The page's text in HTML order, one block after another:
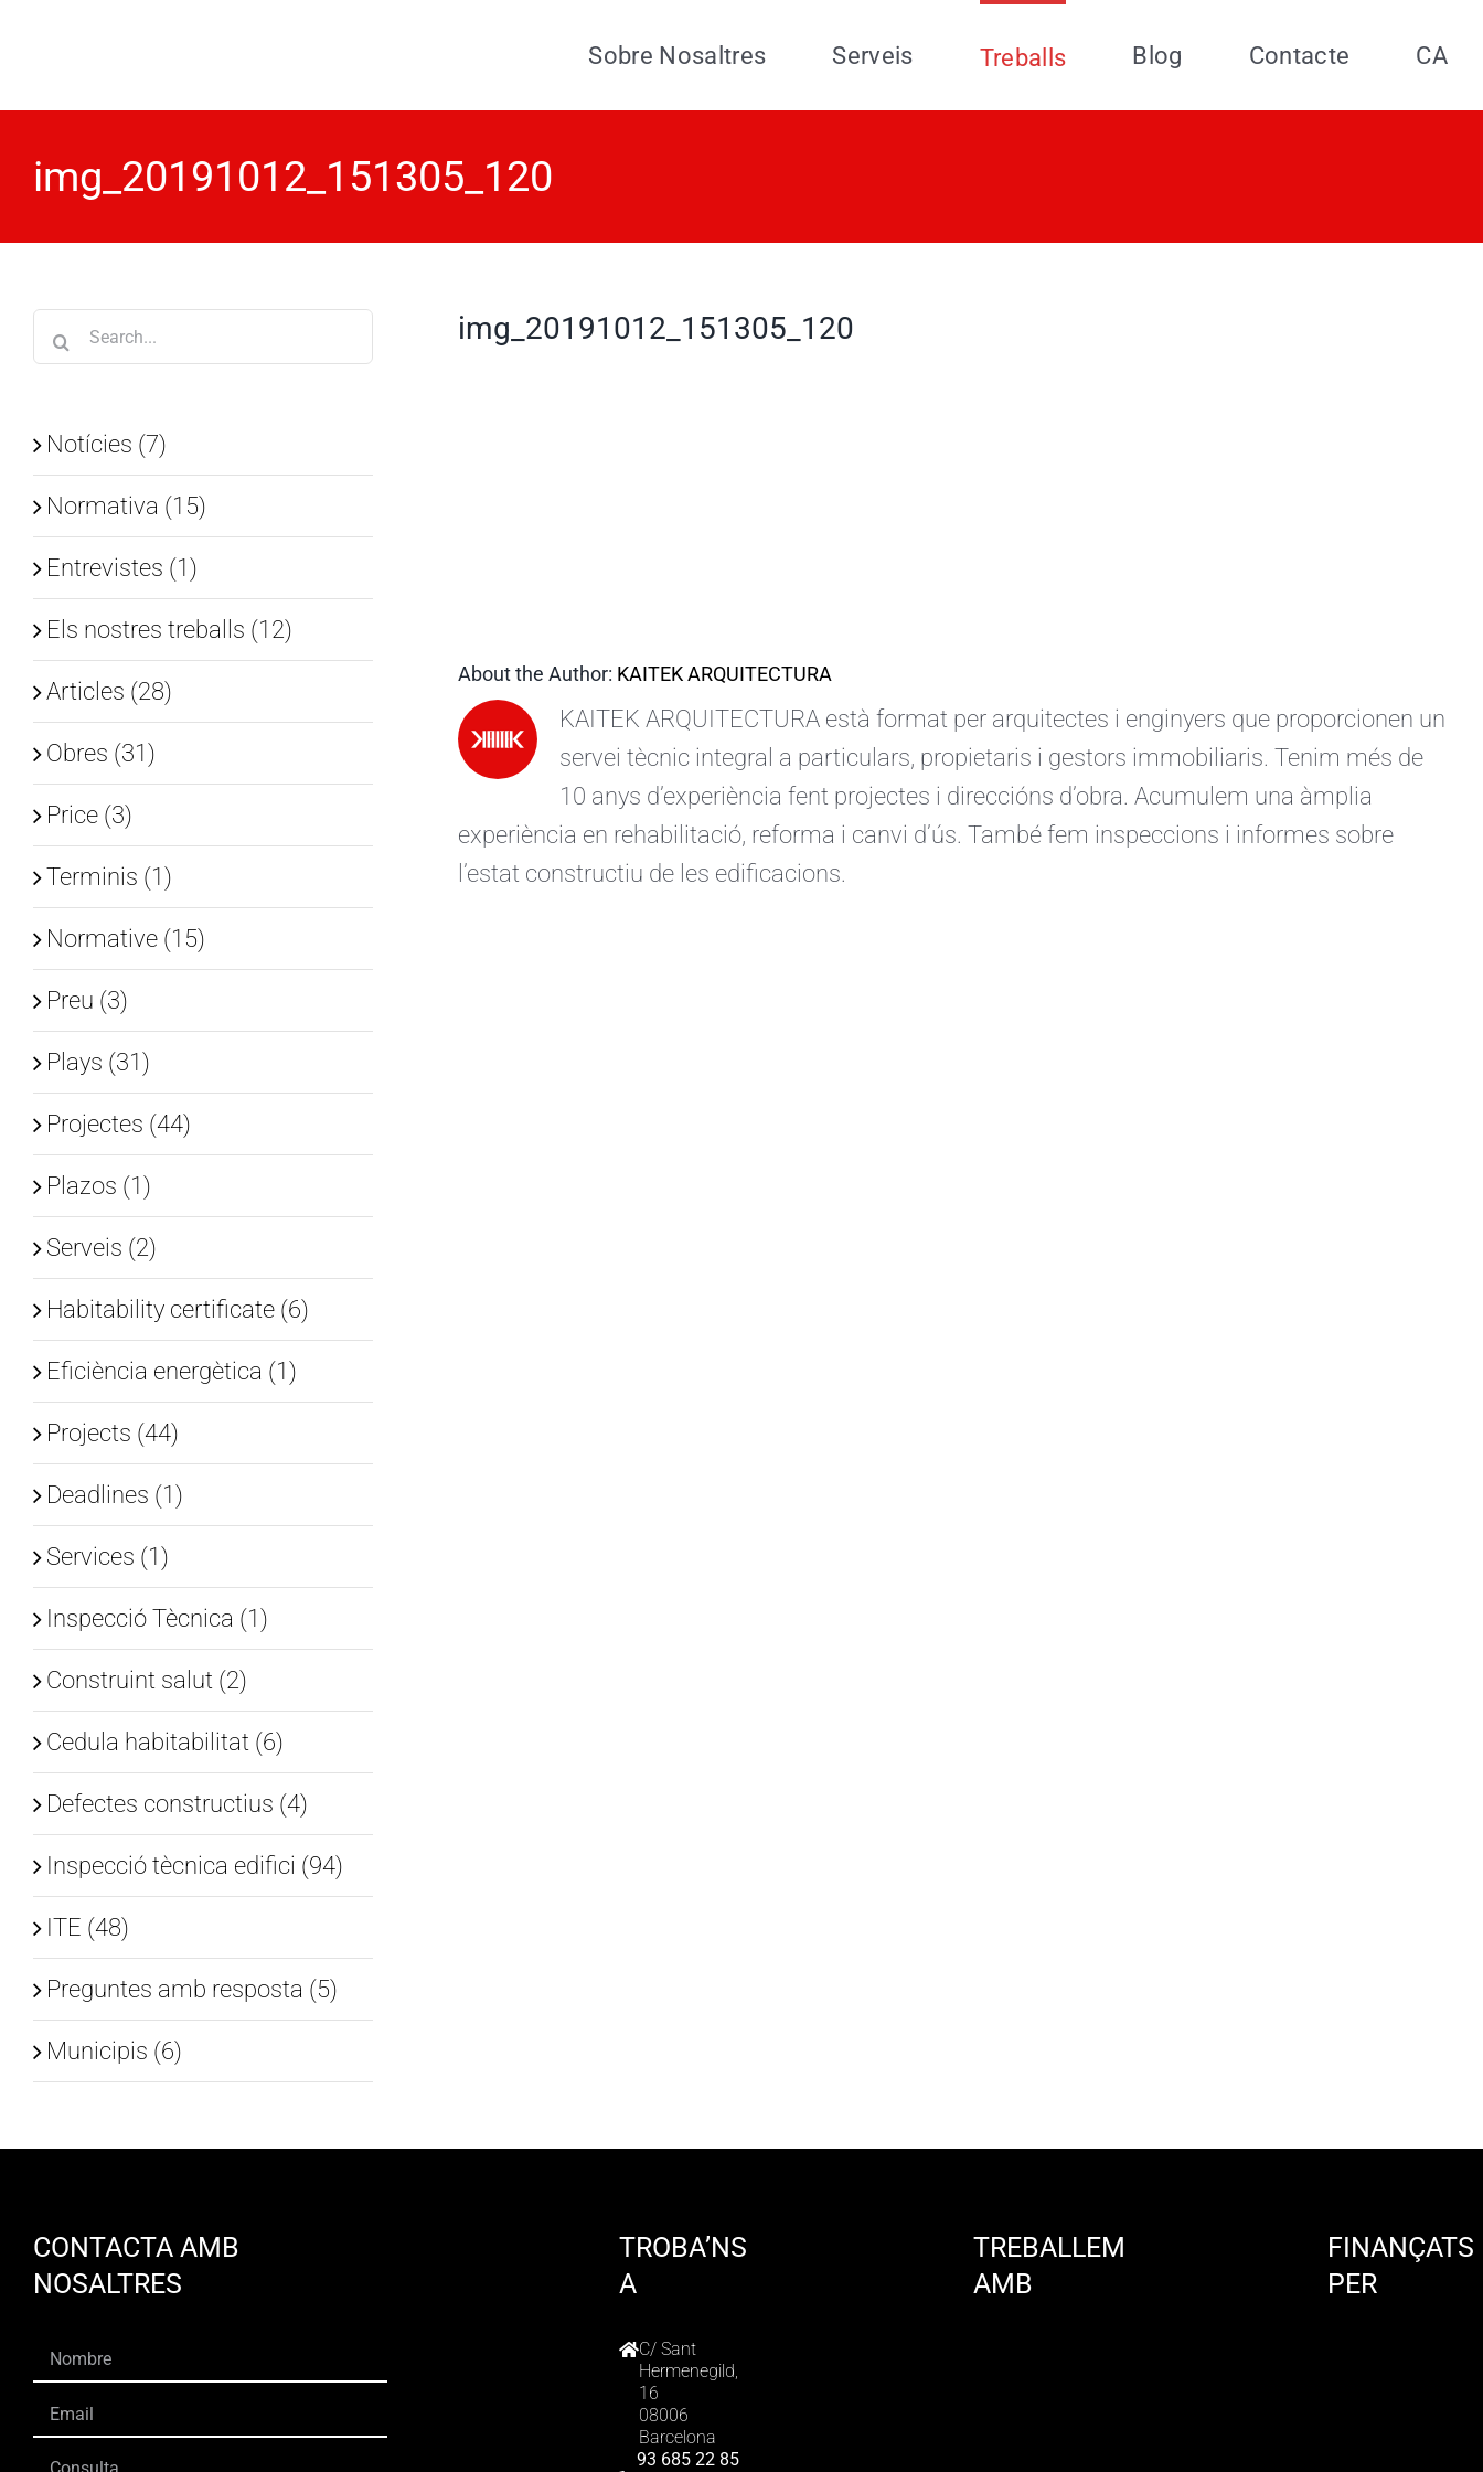
Sobre Nosaltres Serveis Treballs Blog Contacte CA
img_20191012_151305_120
img_20191012_151305_120
About the Author: KAITEK ARQUITECTURA
KAITEK ARQUITECTURA està format per arquitectes i enginyers que proporcionen un
servei tècnic integral a particulars, propietaris i gestors immobiliaris. Tenim més de
10 anys d’experiència fent projectes i direccións d’obra. Acumulem una àmplia
experiència en rehabilitació, reforma i canvi d’ús. També fem inspeccions i informes sobre
l’estat constructiu de les edificacions.
Search
for:
Notícies (7)
Normativa (15)
Entrevistes (1)
Els nostres treballs (12)
Articles (28)
Obres (31)
Price (3)
Terminis (1)
Normative (15)
Preu (3)
Plays (31)
Projectes (44)
Plazos (1)
Serveis (2)
Habitability certificate (6)
Eficiència energètica (1)
Projects (44)
Deadlines (1)
Services (1)
Inspecció Tècnica (1)
Construint salut (2)
Cedula habitabilitat (6)
Defectes constructius (4)
Inspecció tècnica edifici (94)
ITE (48)
Preguntes amb resposta (5)
Municipis (6)
CONTACTA AMB
NOSALTRES
TROBA’NS
A
C/ Sant
Hermenegild,
16
08006
Barcelona
93 685 22 85
TREBALLEM
AMB
FINANÇATS
PER